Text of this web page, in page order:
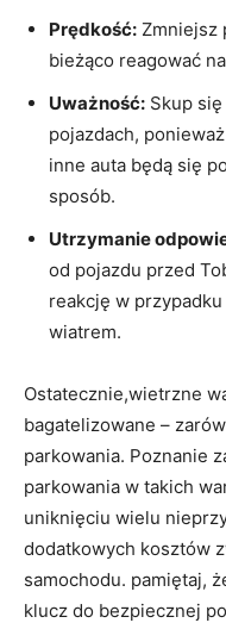
Prędkość: Zmniejsz
bieżąco reagować
Uważność: Skup
pojazdach,
inne auta będą ‍się
sposób.
Utrzymanie​
od pojazdu ‌przed
‍reakcję w
wiatrem.
Ostatecznie,wietrzne
bagatelizowane –
parkowania. Poznanie
parkowania​ w ⁣takich
uniknięciu wielu
dodatkowych⁣ kosztów
samochodu. pamiętaj,
klucz do bezpiecznej